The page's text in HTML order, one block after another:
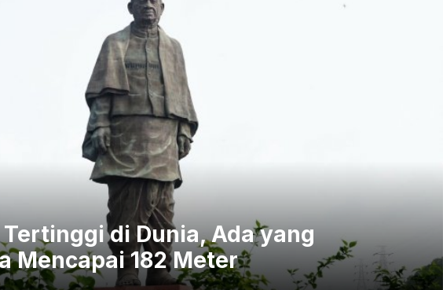
di Dunia, Ada yang
Mencapai 182 Meter